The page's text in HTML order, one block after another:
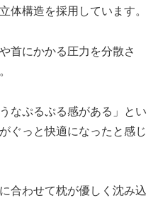
体構造を採用しています。
首にかかる圧力を分散さ
なぷるぷる感がある」とい
ぐっと快適になったと感じ
合わせて枕が優しく沈み込